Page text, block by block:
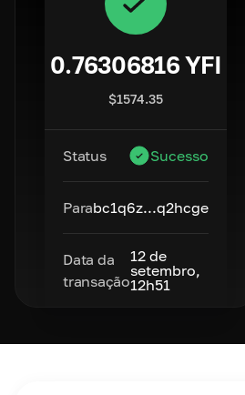
0.76306816 YFI
$1574.35
Status Sucesso
Parabc1q6z...q2hcge
Data da
transação
12 de
setembro,
12h51